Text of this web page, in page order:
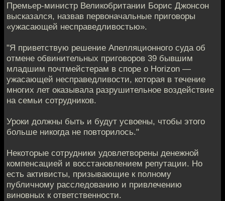
Премьер-министр Великобритании Борис Джонсон
высказался, назвав первоначальные приговоры
«ужасающей несправедливостью».
"Я приветствую решение Апелляционного суда об
отмене обвинительных приговоров 39 бывшим
младшим почтмейстерам в споре о Horizon —
ужасающей несправедливости, которая в течение
многих лет оказывала разрушительное воздействие
на семьи сотрудников.
Уроки должны быть и будут усвоены, чтобы этого
больше никогда не повторилось."
Некоторые сотрудники удовлетворены денежной
компенсацией и восстановлением репутации. Но
есть активисты, призывающие к полному
публичному расследованию и привлечению
виновных к ответственности.